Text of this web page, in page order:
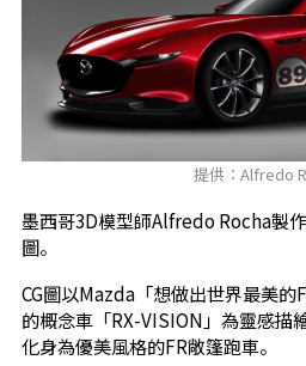
提供：Alfredo
墨西哥3D模型師Alfredo Rocha製
圖。
CG圖以Mazda「想做出世界最美的
的概念車「RX-VISION」為靈感描
化身為優美風格的FR敞篷跑車。